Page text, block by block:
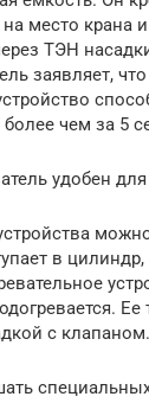
на место крана
ТЭН
заявляет,
чем за 5
удобен
в цилиндр,
Ее
с клапаном.